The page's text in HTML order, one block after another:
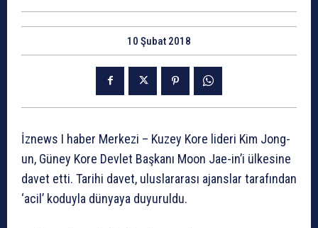
10 Şubat 2018
İznews I haber Merkezi – Kuzey Kore lideri Kim Jong-
un, Güney Kore Devlet Başkanı Moon Jae-in’i ülkesine
davet etti. Tarihi davet, uluslararası ajanslar tarafından
‘acil’ koduyla dünyaya duyuruldu.